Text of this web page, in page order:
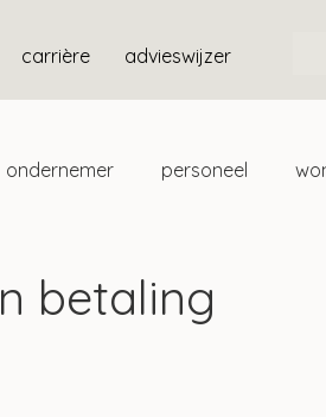
carrière advieswijzer
ondernemer personeel
betaling